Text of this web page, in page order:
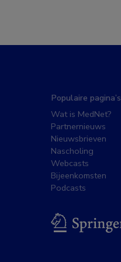
Populaire pagina’s
Wat is MedNet?
Partnernieuws
Nieuwsbrieven
Nascholing
Webcasts
Bijeenkomsten
Podcasts